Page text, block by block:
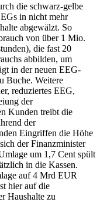
die schwarz-gelbe
in nicht mehr
abgewälzt. So
von über 1 Mio.
die fast 20
abbilden, um
in der neuen EEG-
Buche. Weitere
reduziertes EEG,
der
Kunden treibt die
der
Eingriffen die Höhe
der Finanzminister
um 1,7 Cent spült
in die Kassen.
auf 4 Mrd EUR
hier auf die
Haushalte zu